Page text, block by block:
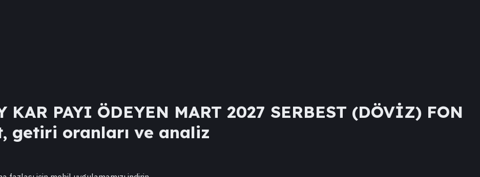
KAR PAYI ÖDEYEN MART 2027 SERBEST (DÖVİZ) FON
getiri oranları ve analiz